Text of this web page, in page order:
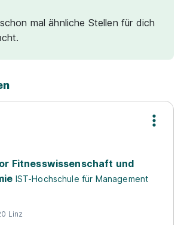
mal ähnliche Stellen für dich
Fitnesswissenschaft und
IST-Hochschule für Management
Linz